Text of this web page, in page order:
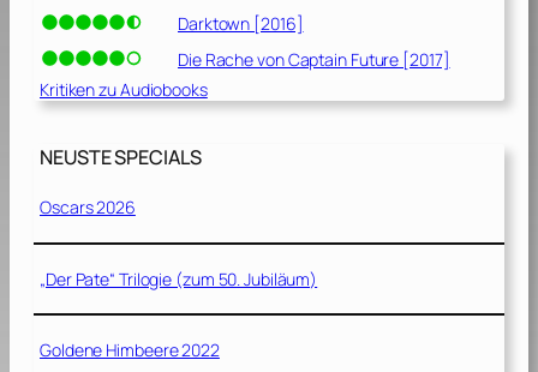
Darktown [2016]
Die Rache von Captain Future [2017]
Kritiken zu Audiobooks
NEUSTE SPECIALS
Oscars 2026
„Der Pate“ Trilogie (zum 50. Jubiläum)
Goldene Himbeere 2022